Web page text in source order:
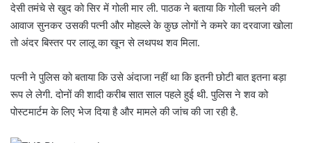
देसी तमंचे से खुद को सिर में गोली मार ली. पाठक ने बताया कि गोली चलने की
आवाज सुनकर उसकी पत्नी और मोहल्ले के कुछ लोगों ने कमरे का दरवाजा खोला
तो अंदर बिस्तर पर लालू का खून से लथपथ शव मिला.
पत्नी ने पुलिस को बताया कि उसे अंदाजा नहीं था कि इतनी छोटी बात इतना बड़ा
रूप ले लेगी. दोनों की शादी करीब सात साल पहले हुई थी. पुलिस ने शव को
पोस्टमार्टम के लिए भेज दिया है और मामले की जांच की जा रही है.